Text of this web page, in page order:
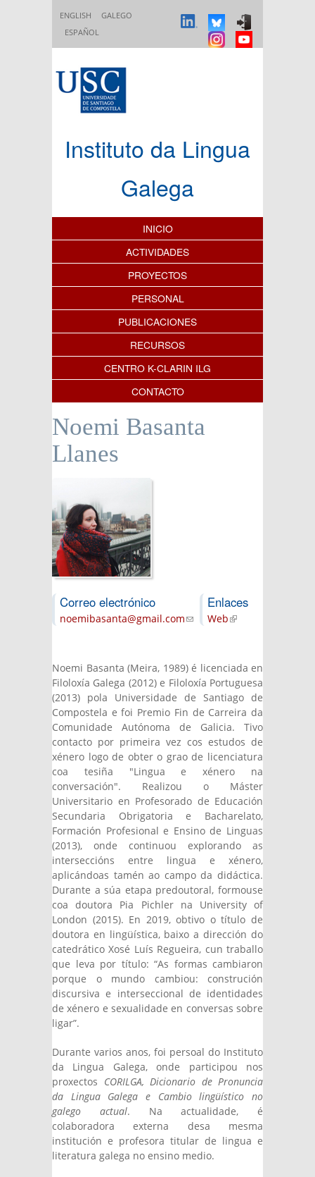
ENGLISH
GALEGO
ESPAÑOL
Instituto da Lingua
Galega
Índice de contenidos
INICIO
ACTIVIDADES
PROYECTOS
PERSONAL
PUBLICACIONES
RECURSOS
CENTRO K-CLARIN ILG
CONTACTO
Noemi Basanta
Llanes
Correo electrónico
noemibasanta@gmail.com(link sends e-
Enlaces
Web(link is
Noemi Basanta (Meira, 1989) é licenciada en
Filoloxía Galega (2012) e Filoloxía Portuguesa
(2013) pola Universidade de Santiago de
Compostela e foi Premio Fin de Carreira da
Comunidade Autónoma de Galicia. Tivo
contacto por primeira vez cos estudos de
xénero logo de obter o grao de licenciatura
coa tesiña "Lingua e xénero na
conversación". Realizou o Máster
Universitario en Profesorado de Educación
Secundaria Obrigatoria e Bacharelato,
Formación Profesional e Ensino de Linguas
(2013), onde continuou explorando as
interseccións entre lingua e xénero,
aplicándoas tamén ao campo da didáctica.
Durante a súa etapa predoutoral, formouse
coa doutora Pia Pichler na University of
London (2015). En 2019, obtivo o título de
doutora en lingüística, baixo a dirección do
catedrático Xosé Luís Regueira, cun traballo
que leva por título: “As formas cambiaron
porque o mundo cambiou: construción
discursiva e interseccional de identidades
de xénero e sexualidade en conversas sobre
ligar”.
Durante varios anos, foi persoal do Instituto
da Lingua Galega, onde participou nos
proxectos CORILGA, Dicionario de Pronuncia
da Lingua Galega e Cambio lingüístico no
galego actual. Na actualidade, é
colaboradora externa desa mesma
institución e profesora titular de lingua e
literatura galega no ensino medio.